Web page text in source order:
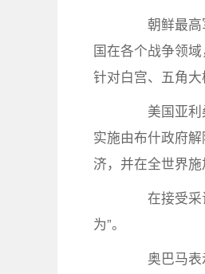
朝鲜最高军
国在各个战争领
针对白宫、五角大
美国亚利桑
实施由布什政府
济，并在全世界
在接受采访
为”。
奥巴马表示